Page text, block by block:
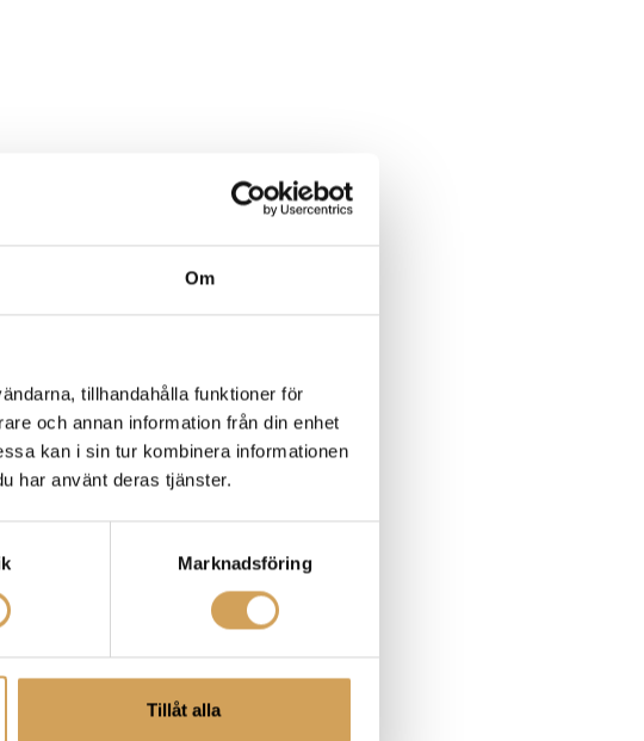
Om
tillhandahålla funktioner för
och annan information från din enhet
kan i sin tur kombinera informationen
har använt deras tjänster.
Marknadsföring
Tillåt alla